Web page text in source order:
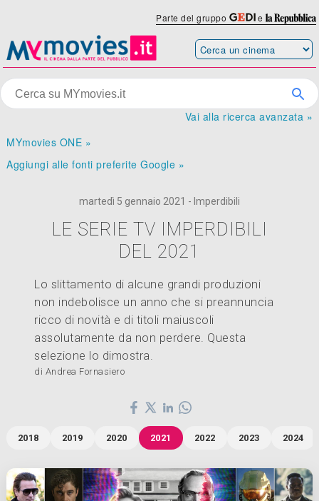
Parte del gruppo e
Vai alla ricerca avanzata »
MYmovies ONE »
Aggiungi alle fonti preferite Google »
martedì 5 gennaio 2021 - Imperdibili
LE SERIE TV IMPERDIBILI
DEL 2021
Lo slittamento di alcune grandi produzioni
non indebolisce un anno che si preannuncia
ricco di novità e di titoli maiuscoli
assolutamente da non perdere. Questa
selezione lo dimostra.
di Andrea Fornasiero
2018 2019 2020 2021 2022 2023 2024